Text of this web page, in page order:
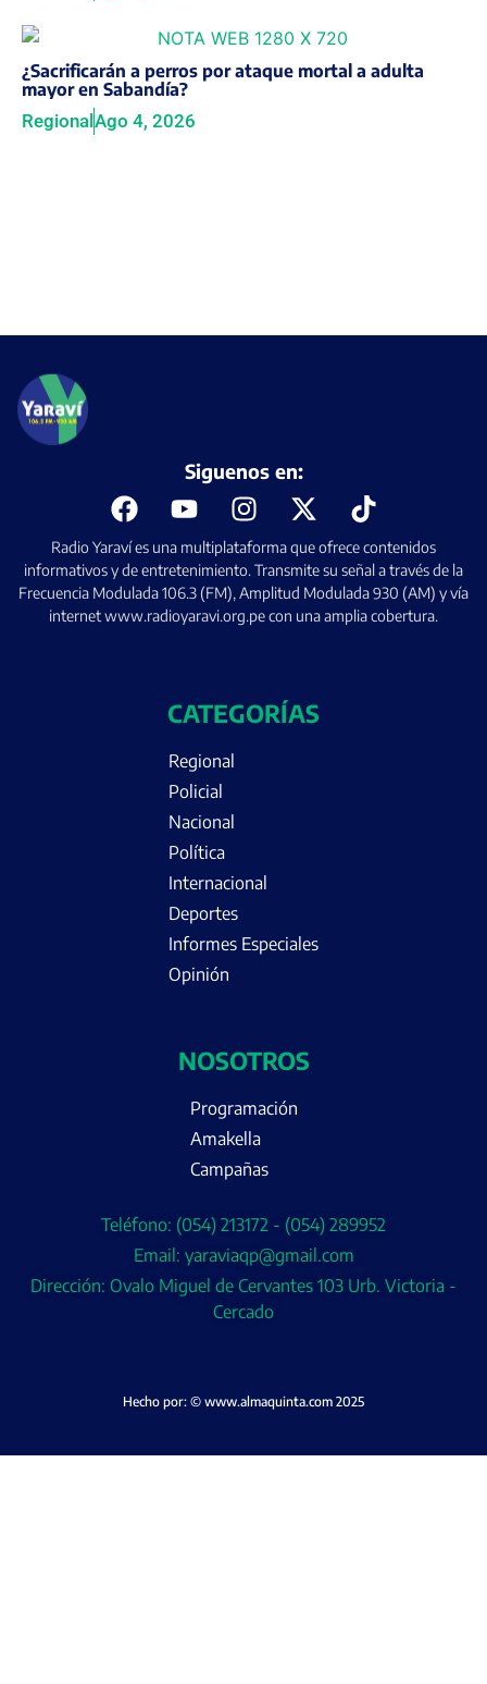
¿Sacrificarán a perros por ataque mortal a adulta
mayor en Sabandía?
Regional Ago 4, 2026
Radio Yaraví es una multiplataforma que ofrece contenidos
informativos y de entretenimiento. Transmite su señal a través de la
Frecuencia Modulada 106.3 (FM), Amplitud Modulada 930 (AM) y vía
internet www.radioyaravi.org.pe con una amplia cobertura.
Siguenos en:
CATEGORÍAS
Regional
Policial
Nacional
Política
Internacional
Deportes
Informes Especiales
Opinión
NOSOTROS
Programación
Amakella
Campañas
Teléfono: (054) 213172 - (054) 289952
Email: yaraviaqp@gmail.com
Dirección: Ovalo Miguel de Cervantes 103 Urb. Victoria -
Cercado
Hecho por: © www.almaquinta.com 2025